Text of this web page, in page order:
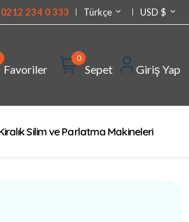
0212 234 0 333 Türkçe USD $
Favoriler
0
Sepet Giriş Yap
Silim ve Parlatma Makineleri